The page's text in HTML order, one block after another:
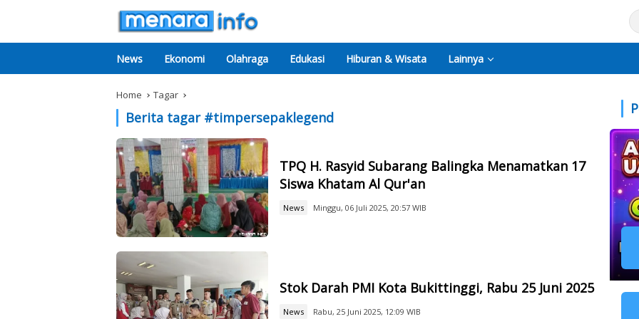
News Ekonomi Olahraga Edukasi Hiburan & Wisata Lainnya
Home Tagar
Berita tagar #timpersepaklegend
TPQ H. Rasyid Subarang Balingka Menamatkan 17
Siswa Khatam Al Qur'an
News Minggu, 06 Juli 2025, 20:57 WIB
Stok Darah PMI Kota Bukittinggi, Rabu 25 Juni 2025
News Rabu, 25 Juni 2025, 12:09 WIB